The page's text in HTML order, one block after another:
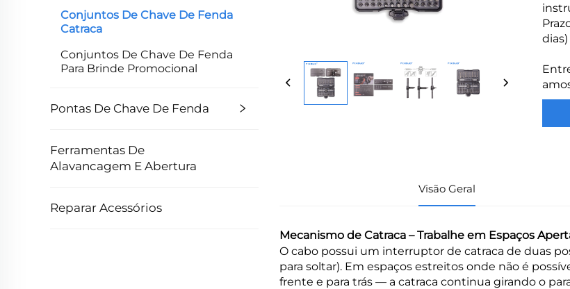
Conjuntos De Chave De Fenda
Catraca
Conjuntos De Chave De Fenda
Para Brinde Promocional
Pontas De Chave De Fenda
Ferramentas De
Alavancagem E Abertura
Reparar Acessórios
dias)
Visão Geral
Mecanismo de Catraca – Trabalhe em Espaços
O cabo possui um interruptor de catraca de duas
para soltar). Em espaços estreitos onde não é
frente e para trás — a catraca continua girando o